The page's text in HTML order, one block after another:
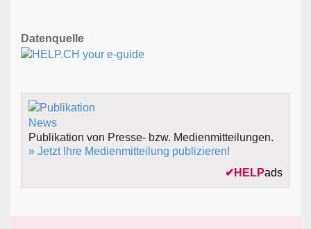
Datenquelle
Publikation von Presse- bzw. Medienmitteilungen.
» Jetzt Ihre Medienmitteilung publizieren!
✔ HELPads